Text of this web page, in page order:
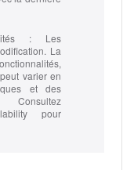
: Les
La
varier en
et des
pour